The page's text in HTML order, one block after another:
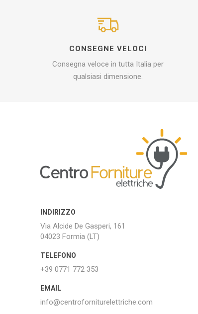
CONSEGNE VELOCI
Consegna veloce in tutta Italia per
qualsiasi dimensione.
INDIRIZZO
Via Alcide De Gasperi, 161
04023 Formia (LT)
TELEFONO
+39 0771 772 353
EMAIL
info@centroforniturelettriche.com